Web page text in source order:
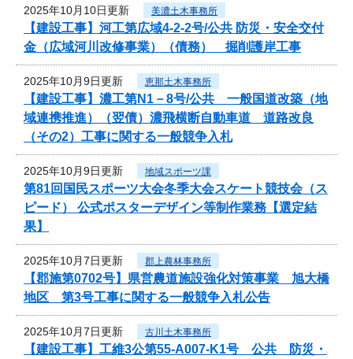
2025年10月10日更新 美濃土木事務所
【建設工事】河工第広域4-2-2号/公共 防災・安全交付
金（広域河川改修事業）（債務） 掘削護岸工事
2025年10月9日更新 恵那土木事務所
【建設工事】濃工第N1－8号/公共 一般国道改築（地
域連携推進）（翌債）濃飛横断自動車道 道路改良
（その2）工事に関する一般競争入札
2025年10月9日更新 地域スポーツ課
第81回国民スポーツ大会冬季大会スケート競技会（ス
ピード） 公式ポスターデザイン等制作業務【選定結
果】
2025年10月7日更新 郡上農林事務所
【郡施第0702号】県営農道施設強化対策事業 旭大橋
地区 第3号工事に関する一般競争入札公告
2025年10月7日更新 古川土木事務所
【建設工事】工維3公第55-A007-K1号 公共 防災・